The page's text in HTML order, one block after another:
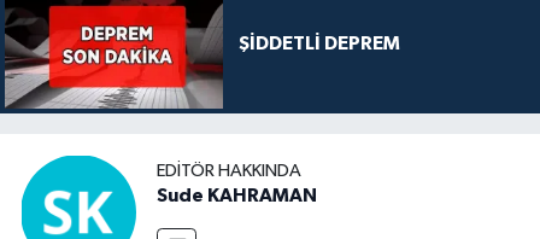
ŞİDDETLİ DEPREM
EDITÖR HAKKINDA
Sude KAHRAMAN